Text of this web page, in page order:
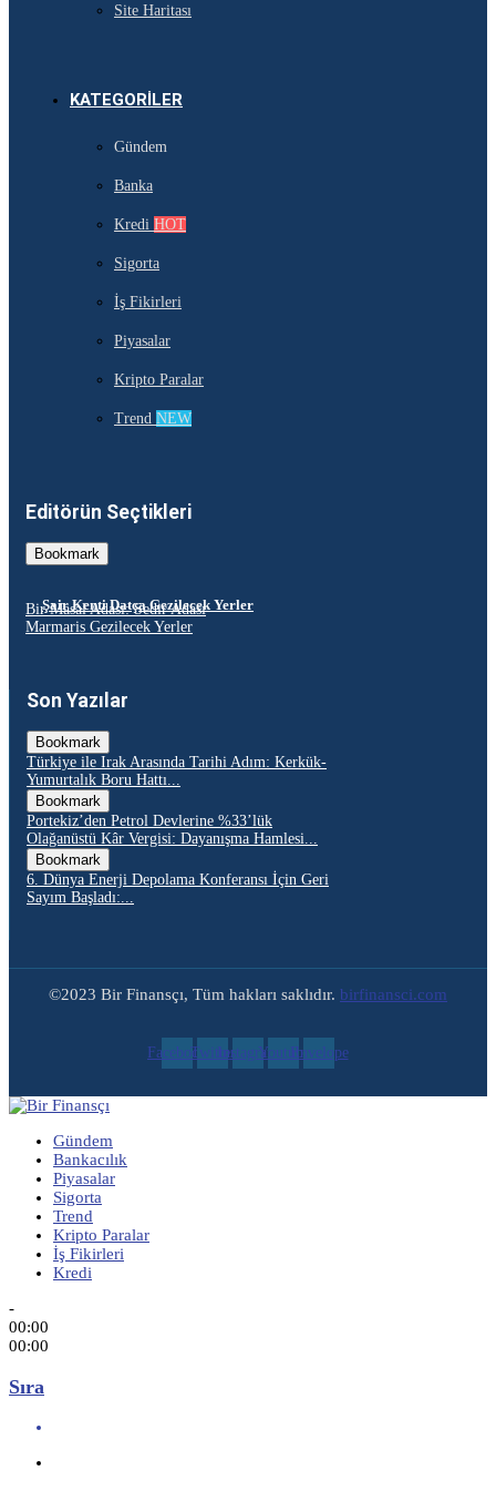
Site Haritası
KATEGORILER
Gündem
Banka
Kredi HOT
Sigorta
İş Fikirleri
Piyasalar
Kripto Paralar
Trend NEW
Editörün Seçtikleri
Bookmark
Şair Kenti Datça Gezilecek Yerler
Bir Masal Adası: Sedir Adası
Marmaris Gezilecek Yerler
Son Yazılar
Bookmark
Türkiye ile Irak Arasında Tarihi Adım: Kerkük-
Yumurtalık Boru Hattı...
Bookmark
Portekiz’den Petrol Devlerine %33’lük
Olağanüstü Kâr Vergisi: Dayanışma Hamlesi...
Bookmark
6. Dünya Enerji Depolama Konferansı İçin Geri
Sayım Başladı:...
©2023 Bir Finansçı, Tüm hakları saklıdır. birfinansci.com
FacebookTwitterInstagramYoutubeEnvelope
Gündem
Bankacılık
Piyasalar
Sigorta
Trend
Kripto Paralar
İş Fikirleri
Kredi
-
00:00
00:00
Sıra